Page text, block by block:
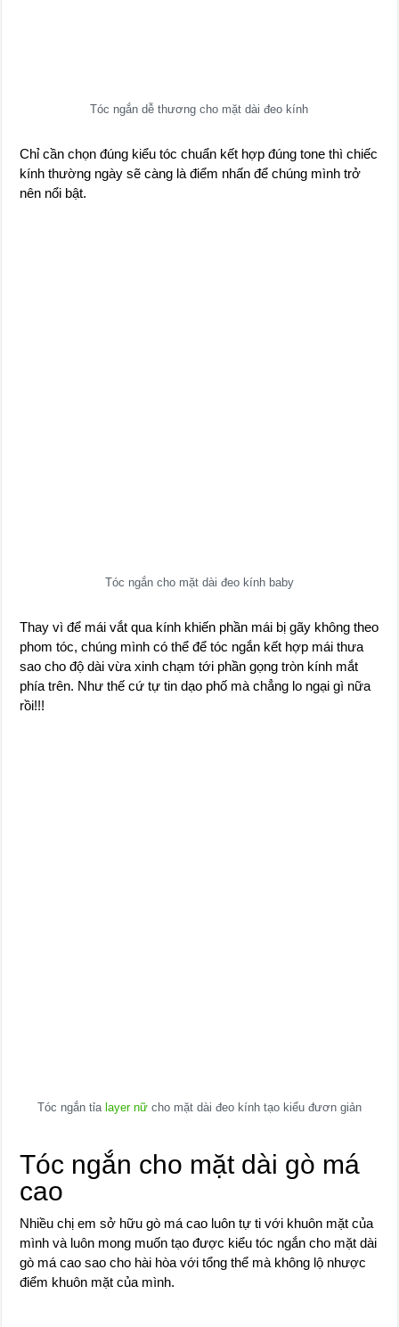
Tóc ngắn dễ thương cho mặt dài đeo kính
Chỉ cần chọn đúng kiểu tóc chuẩn kết hợp đúng tone thì chiếc
kính thường ngày sẽ càng là điểm nhấn để chúng mình trở
nên nổi bật.
Tóc ngắn cho mặt dài đeo kính baby
Thay vì để mái vắt qua kính khiến phần mái bị gãy không theo
phom tóc, chúng mình có thể để tóc ngắn kết hợp mái thưa
sao cho độ dài vừa xinh chạm tới phần gọng tròn kính mắt
phía trên. Như thế cứ tự tin dạo phố mà chẳng lo ngại gì nữa
rồi!!!
Tóc ngắn tỉa layer nữcho mặt dài đeo kính tạo kiểu đươn giản
Tóc ngắn cho mặt dài gò má
cao
Nhiều chị em sở hữu gò má cao luôn tự ti với khuôn mặt của
mình và luôn mong muốn tạo được kiểu tóc ngắn cho mặt dài
gò má cao sao cho hài hòa với tổng thể mà không lộ nhược
điểm khuôn mặt của mình.